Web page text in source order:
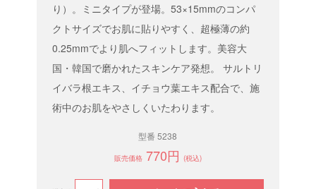
り）。ミニタイプが登場。53×15mmのコンパ
クトサイズでお肌に貼りやすく、超極薄の約
0.25mmでより肌へフィットします。美容大
国・韓国で磨かれたスキンケア発想。 サルトリ
イバラ根エキス、イチョウ葉エキス配合で、施
術中のお肌をやさしくいたわります。
型番 5238
販売価格 770円 (税込)